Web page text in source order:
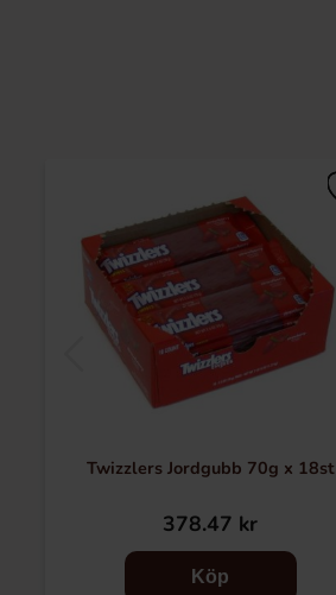
Twizzlers Jordgubb 70g x 18st
378.47 kr
Köp